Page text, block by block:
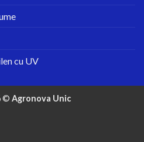
cu UV
© Agronova Unic